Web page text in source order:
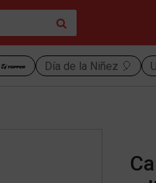
Día de la Niñez 🎈